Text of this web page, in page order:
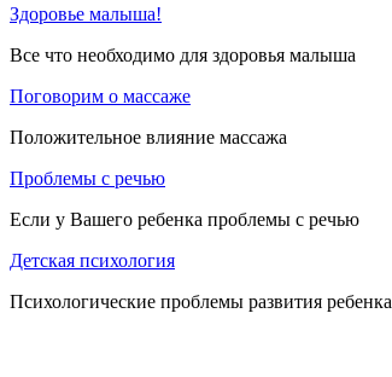
Здоровье малыша!
Все что необходимо для здоровья малыша
Поговорим о массаже
Положительное влияние массажа
Проблемы с речью
Если у Вашего ребенка проблемы с речью
Детская психология
Психологические проблемы развития ребенка